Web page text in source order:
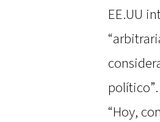
EE.UU
político”.
“Hoy,